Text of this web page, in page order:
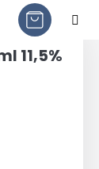
11,5%